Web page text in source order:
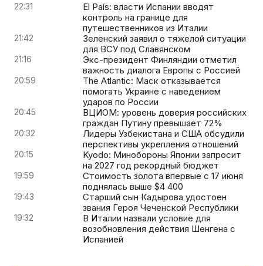
22:31
El País: власти Испании вводят
контроль на границе для
путешественников из Италии
21:42
Зеленский заявил о тяжелой ситуации
для ВСУ под Славянском
21:16
Экс-президент Финляндии отметил
важность диалога Европы с Россией
20:59
The Atlantic: Маск отказывается
помогать Украине с наведением
ударов по России
20:45
ВЦИОМ: уровень доверия российских
граждан Путину превышает 72%
20:32
Лидеры Узбекистана и США обсудили
перспективы укрепления отношений
20:15
Kyodo: Минобороны Японии запросит
на 2027 год рекордный бюджет
19:59
Стоимость золота впервые с 17 июня
поднялась выше $4 400
19:43
Старший сын Кадырова удостоен
звания Героя Чеченской Республики
19:32
В Италии назвали условие для
возобновления действия Шенгена с
Испанией